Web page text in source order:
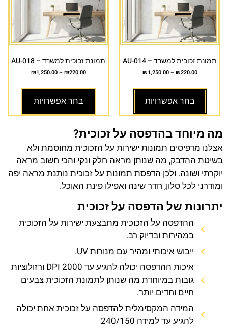
תמונת זכוכית למשרד – AU-014
₪220.00
–
₪1,250.00
בחר אפשרויות
תמונת זכוכית למשרד – AU-018
₪220.00
–
₪1,250.00
בחר אפשרויות
מה מיוחד בהדפסה על זכוכית?
אצלנו מדפיסים תמונות ישירות על הזכוכית מחוסמת ולא
בשיטת ההדבק, מה שנותן מראה חלק ונקי והכי חשוב מראה
יוקרתי ושונה. ולכן הדפסת תמונות על זכוכית נותנת מראה יפה
ומודרני לכל סלון, חדר שינה ואפילו פינת האוכל.
יתרונות של הדפסה על זכוכית
ההדפסה על הזכוכית מתבצעת ישירות על הזכוכית
במהירות ובדיוק רב.
ייבוש איכותי ומהיר עם מנורות UV.
איכות ההדפסה יכולה להגיע עד 2000 DPI ורזולוציות
גובות במיוחדת מה שנותן לתמונת הזכוכית צבעים
חיים וחדים יותר.
המידה המקסימלית להדפסה על זכוכית אחת יכולה
להגיע עד למידה 240/150